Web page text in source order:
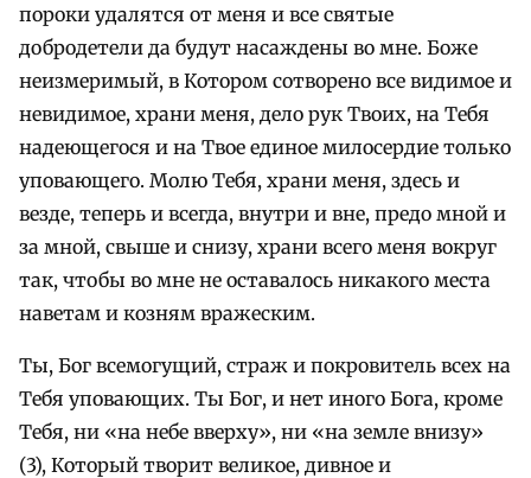
пороки удалятся от меня и все святые
добродетели да будут насаждены во мне. Боже
неизмеримый, в Котором сотворено все видимое и
невидимое, храни меня, дело рук Твоих, на Тебя
надеющегося и на Твое единое милосердие только
уповающего. Молю Тебя, храни меня, здесь и
везде, теперь и всегда, внутри и вне, предо мной и
за мной, свыше и снизу, храни всего меня вокруг
так, чтобы во мне не оставалось никакого места
наветам и козням вражеским.
Ты, Бог всемогущий, страж и покровитель всех на
Тебя уповающих. Ты Бог, и нет иного Бога, кроме
Тебя, ни «на небе вверху», ни «на земле внизу»
(3), Который творит великое, дивное и